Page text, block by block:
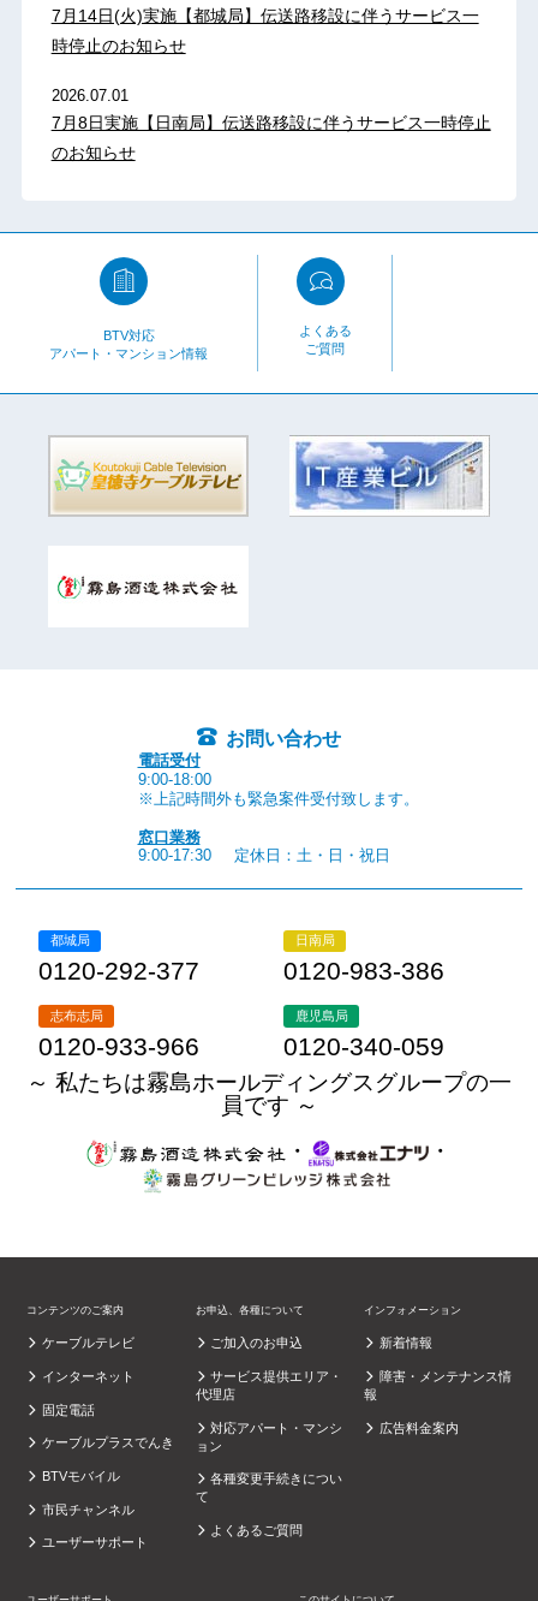
7月14日(火)実施【都城局】伝送路移設に伴うサービス一
時停止のお知らせ
2026.07.01
7月8日実施【日南局】伝送路移設に伴うサービス一時停止
のお知らせ
BTV対応
アパート・マンション情報
よくある
ご質問
お問い合わせ
電話受付
9:00-18:00
※上記時間外も緊急案件受付致します。
窓口業務
9:00-17:30
定休日：土・日・祝日
都城局
0120-292-377
日南局
0120-983-386
志布志局
0120-933-966
鹿児島局
0120-340-059
～ 私たちは霧島ホールディングスグループの一
員です ～
・
・
コンテンツのご案内
ケーブルテレビ
インターネット
固定電話
ケーブルプラスでんき
BTVモバイル
市民チャンネル
ユーザーサポート
お申込、各種について
ご加入のお申込
サービス提供エリア・
代理店
対応アパート・マンシ
ョン
各種変更手続きについ
て
よくあるご質問
インフォメーション
新着情報
障害・メンテナンス情
報
広告料金案内